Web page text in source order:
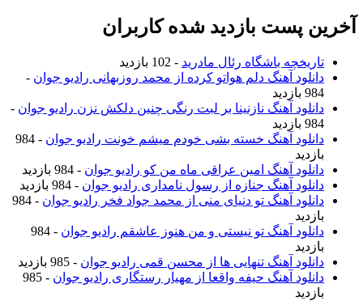
آخرین پست بازدید شده کاربران
تاریخچه باشگاه رئال مادرید - 102 بازدید
دانلود آهنگ دلم هواتو کرده از محمد روزبهانی رادیو جوان -
984 بازدید
دانلود آهنگ نازنینا بر لبت رنگی چنین دلکش نزن رادیو جوان -
984 بازدید
دانلود آهنگ خسته بشی خودم میشم خونت رادیو جوان
- 984
بازدید
دانلود آهنگ امین عراقی ماه من کو رادیو جوان - 984 بازدید
دانلود آهنگ جنازه از رسول نامداری رادیو جوان - 984 بازدید
دانلود آهنگ تو دنیای منی از محمد جواد فخر رادیو جوان
- 984
بازدید
دانلود آهنگ تو نیستی و من هنوز عاشقم رادیو جوان
- 984
بازدید
دانلود آهنگ تنهایی ها از محسن قمی رادیو جوان - 985 بازدید
دانلود آهنگ حیفه واقعا از مهیار رستگاری رادیو جوان
- 985
بازدید